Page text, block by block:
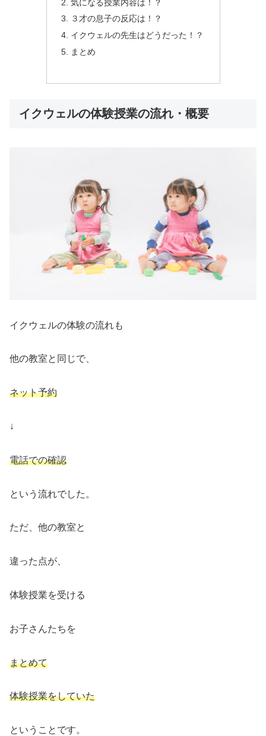
気になる授業内容は！？
３才の息子の反応は！？
イクウェルの先生はどうだった！？
まとめ
イクウェルの体験授業の流れ・概要
イクウェルの体験の流れも
他の教室と同じで、
ネット予約
↓
電話での確認
という流れでした。
ただ、他の教室と
違った点が、
体験授業を受ける
お子さんたちを
まとめて
体験授業をしていた
ということです。